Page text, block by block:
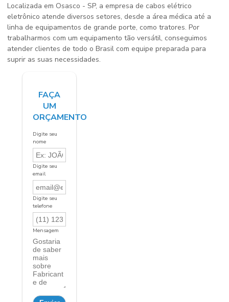
Localizada em Osasco - SP, a empresa de cabos elétrico
eletrônico atende diversos setores, desde a área médica até a
linha de equipamentos de grande porte, como tratores. Por
trabalharmos com um equipamento tão versátil, conseguimos
atender clientes de todo o Brasil com equipe preparada para
suprir as suas necessidades.
FAÇA
UM
ORÇAMENTO
Digite seu
nome
Digite seu
email
Digite seu
telefone
Mensagem